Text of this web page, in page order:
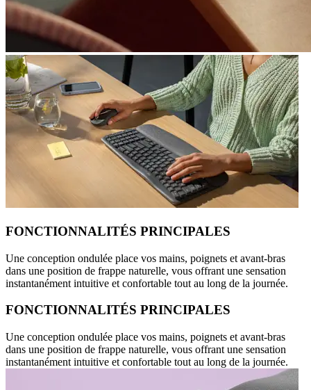
FONCTIONNALITÉS PRINCIPALES
Une conception ondulée place vos mains, poignets et avant-bras
dans une position de frappe naturelle, vous offrant une sensation
instantanément intuitive et confortable tout au long de la journée.
FONCTIONNALITÉS PRINCIPALES
Une conception ondulée place vos mains, poignets et avant-bras
dans une position de frappe naturelle, vous offrant une sensation
instantanément intuitive et confortable tout au long de la journée.